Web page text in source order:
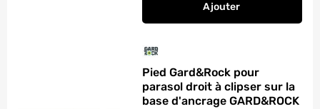
Ajouter
Pied Gard&Rock pour
parasol droit à clipser sur la
base d'ancrage GARD&ROCK